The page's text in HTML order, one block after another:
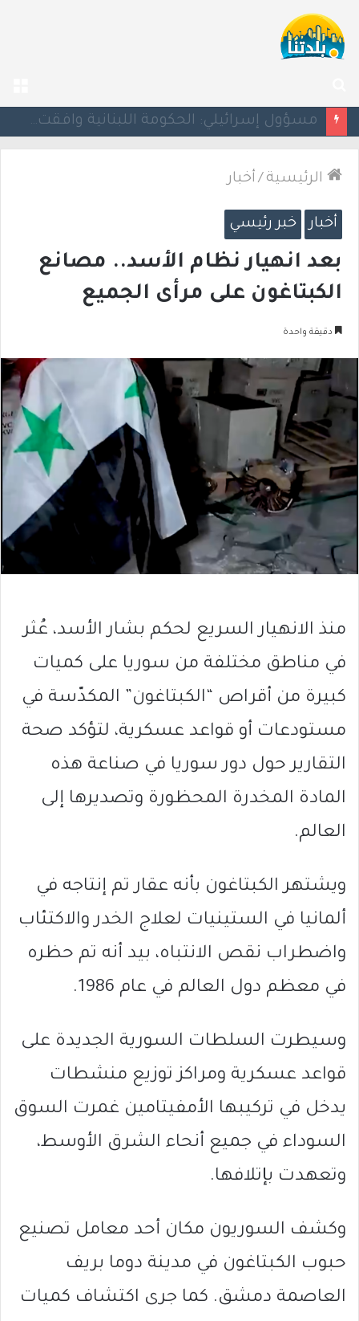
عن
بزشكيان يلوّح بالاستقالة للضغط نحو اتفاق مع واشنطن
الرئيسية / أخبار
أخبار خبر رئيسي
بعد انهيار نظام الأسد.. مصانع
الكبتاغون على مرأى الجميع
دقيقة واحدة
منذ الانهيار السريع لحكم بشار الأسد، عُثر
في مناطق مختلفة من سوريا على كميات
كبيرة من أقراص “الكبتاغون” المكدّسة في
مستودعات أو قواعد عسكرية، لتؤكد صحة
التقارير حول دور سوريا في صناعة هذه
المادة المخدرة المحظورة وتصديرها إلى
العالم.
ويشتهر الكبتاغون بأنه عقار تم إنتاجه في
ألمانيا في الستينيات لعلاج الخدر والاكتئاب
واضطراب نقص الانتباه، بيد أنه تم حظره
في معظم دول العالم في عام 1986.
وسيطرت السلطات السورية الجديدة على
قواعد عسكرية ومراكز توزيع منشطات
يدخل في تركيبها الأمفيتامين غمرت السوق
السوداء في جميع أنحاء الشرق الأوسط،
وتعهدت بإتلافها.
وكشف السوريون مكان أحد معامل تصنيع
حبوب الكبتاغون في مدينة دوما بريف
العاصمة دمشق. كما جرى اكتشاف كميات